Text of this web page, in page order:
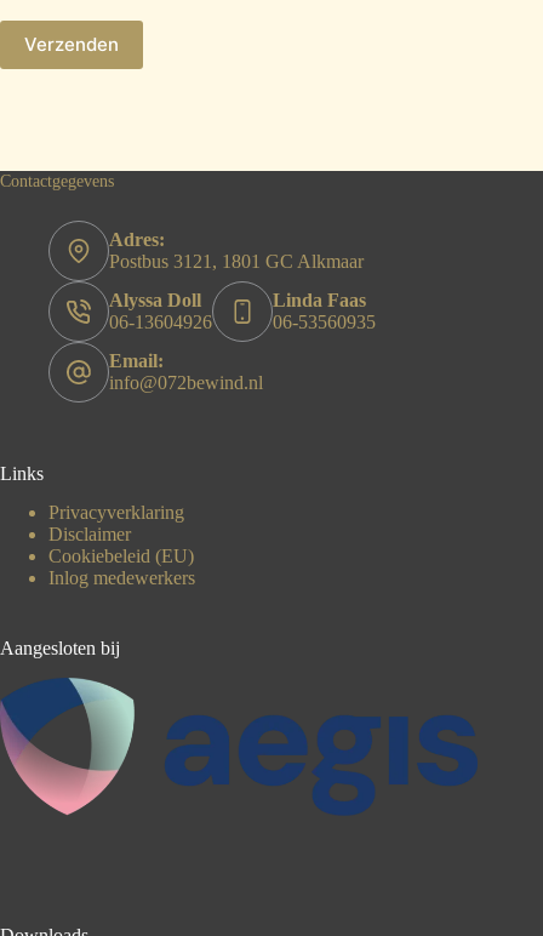
Verzenden
Contactgegevens
Adres:
Postbus 3121, 1801 GC Alkmaar
Alyssa Doll
06-13604926
Linda Faas
06-53560935
Email:
info@072bewind.nl
Links
Privacyverklaring
Disclaimer
Cookiebeleid (EU)
Inlog medewerkers
Aangesloten bij